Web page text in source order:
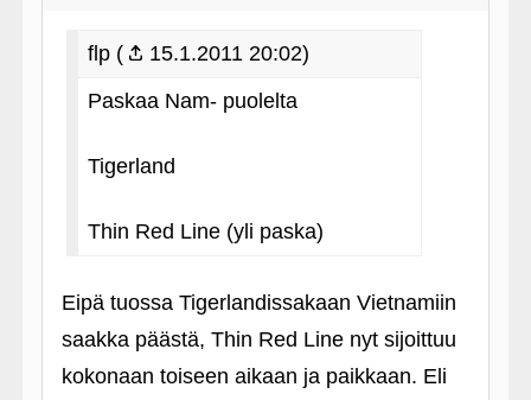
flp (
15.1.2011 20:02)
Paskaa Nam- puolelta
Tigerland
Thin Red Line (yli paska)
Eipä tuossa Tigerlandissakaan Vietnamiin
saakka päästä, Thin Red Line nyt sijoittuu
kokonaan toiseen aikaan ja paikkaan. Eli